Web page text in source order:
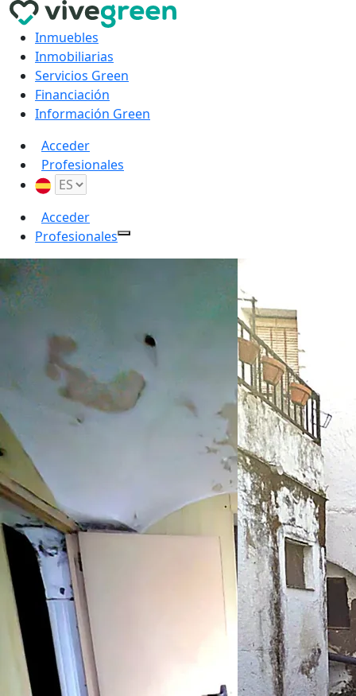
Inmuebles
Inmobiliarias
Servicios Green
Financiación
Información Green
Acceder
Profesionales
Acceder
Profesionales